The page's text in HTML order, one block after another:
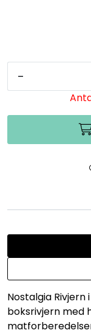
-
Nostalgia
boksrivjern med